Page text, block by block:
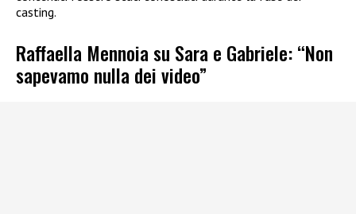
casting.
Raffaella Mennoia su Sara e Gabriele: “Non
sapevamo nulla dei video”